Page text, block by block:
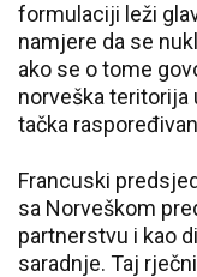
formulaciji leži
namjere da se
ako se o tome
norveška teritorija
tačka
Francuski
sa Norveškom
partnerstvu i kao
saradnje. Taj